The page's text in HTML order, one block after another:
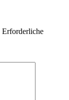
Erforderliche